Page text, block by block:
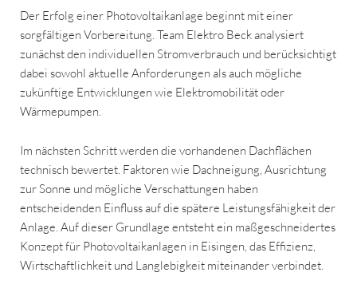
Der Erfolg einer Photovoltaikanlage beginnt mit einer
sorgfältigen Vorbereitung. Team Elektro Beck analysiert
zunächst den individuellen Stromverbrauch und berücksichtigt
dabei sowohl aktuelle Anforderungen als auch mögliche
zukünftige Entwicklungen wie Elektromobilität oder
Wärmepumpen.
Im nächsten Schritt werden die vorhandenen Dachflächen
technisch bewertet. Faktoren wie Dachneigung, Ausrichtung
zur Sonne und mögliche Verschattungen haben
entscheidenden Einfluss auf die spätere Leistungsfähigkeit der
Anlage. Auf dieser Grundlage entsteht ein maßgeschneidertes
Konzept für Photovoltaikanlagen in Eisingen, das Effizienz,
Wirtschaftlichkeit und Langlebigkeit miteinander verbindet.